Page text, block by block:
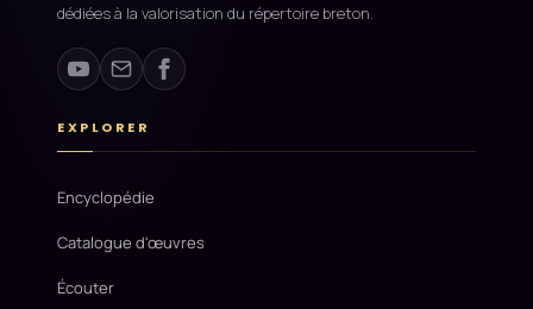
dédiées à la valorisation du répertoire breton.
EXPLORER
Encyclopédie
Catalogue d'œuvres
Écouter